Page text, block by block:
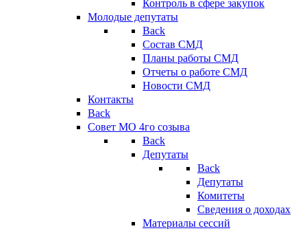
Контроль в сфере закупок
Молодые депутаты
Back
Состав СМД
Планы работы СМД
Отчеты о работе СМД
Новости СМД
Контакты
Back
Совет МО 4го созыва
Back
Депутаты
Back
Депутаты
Комитеты
Сведения о доходах
Материалы сессий